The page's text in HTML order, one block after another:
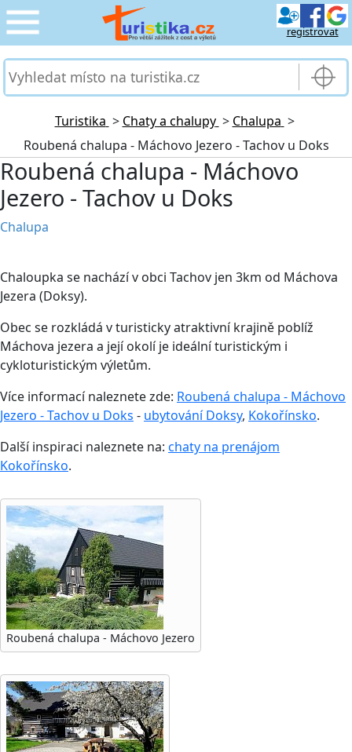
registrovat
CESTOVÁNÍ
PRO TURISTY ›
MOJE TURISTIKA ›
Turistika > Chaty a chalupy > Chalupa >
Roubená chalupa - Máchovo Jezero - Tachov u Doks
Roubená chalupa - Máchovo
Jezero - Tachov u Doks
Chalupa
Chaloupka se nachází v obci Tachov jen 3km od Máchova
Jezera (Doksy).
Obec se rozkládá v turisticky atraktivní krajině poblíž
Máchova jezera a její okolí je ideální turistickým i
cykloturistickým výletům.
Více informací naleznete zde: Roubená chalupa - Máchovo
Jezero - Tachov u Doks - ubytování Doksy, Kokořínsko.
Další inspiraci naleznete na: chaty na prenájom
Kokořínsko.
Roubená chalupa - Máchovo Jezero